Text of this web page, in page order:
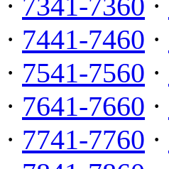
· 7441-7460 ·
· 7541-7560 ·
· 7641-7660 ·
· 7741-7760 ·